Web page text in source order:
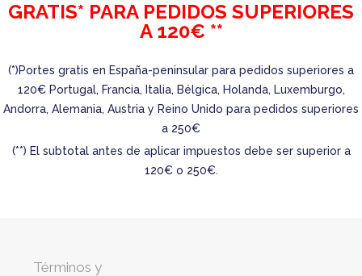
GRATIS* PARA PEDIDOS SUPERIORES
A 120€ **
(*)Portes gratis en España-peninsular para pedidos superiores a
120€ Portugal, Francia, Italia, Bélgica, Holanda, Luxemburgo,
Andorra, Alemania, Austria y Reino Unido para pedidos superiores
a 250€
(**) El subtotal antes de aplicar impuestos debe ser superior a
120€ o 250€.
Términos y